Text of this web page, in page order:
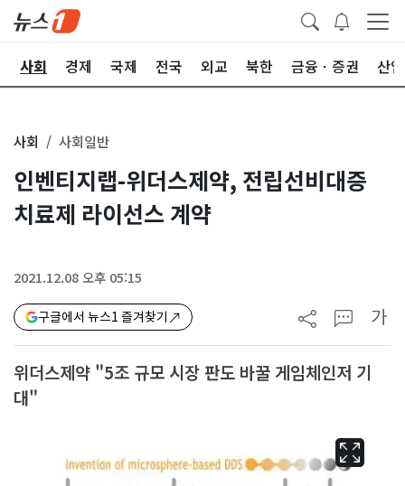
사회 경제 국제 전국 외교 북한 금융ㆍ증권 산업
사회 사회일반
인벤티지랩-위더스제약, 전립선비대증
치료제 라이선스 계약
2021.12.08 오후 05:15
구글에서 뉴스1 즐겨찾기 가
위더스제약 "5조 규모 시장 판도 바꿀 게임체인저 기
대"